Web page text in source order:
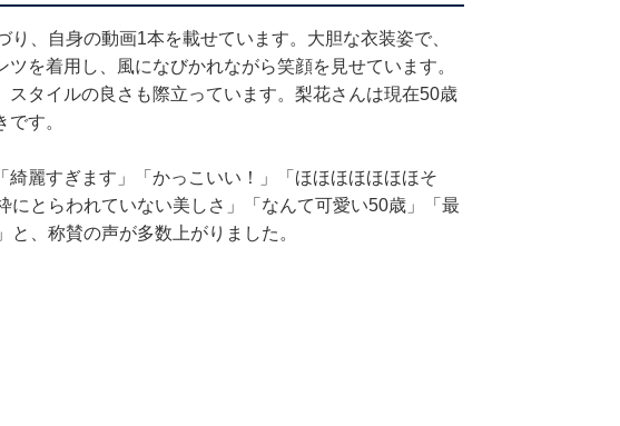
、自身の動画1本を載せています。大胆な衣装姿で、
を着用し、風になびかれながら笑顔を見せています。
タイルの良さも際立っています。梨花さんは現在50歳
す。
麗すぎます」「かっこいい！」「ほほほほほほほそ
にとらわれていない美しさ」「なんて可愛い50歳」「最
、称賛の声が多数上がりました。